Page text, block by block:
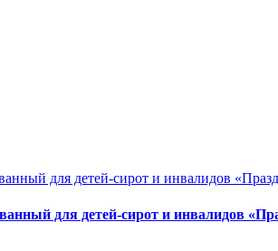
для детей-сирот и инвалидов